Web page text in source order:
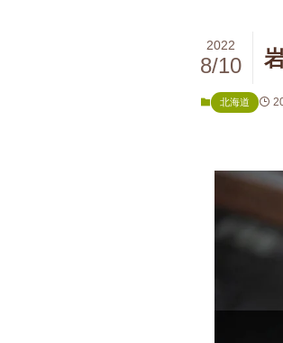
2022
8/10
北海道